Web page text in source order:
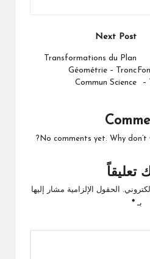
–
Next Post
Transformations du Plan
Géométrie – Tronc
Commun Science
No comments yet. Why don’t
تعليقاً
الحقول الإلزامية مشار إليها
بـ*